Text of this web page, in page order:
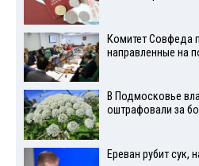
Комитет Совфеда
направленные на
В Подмосковье
оштрафовали за
Ереван рубит сук,